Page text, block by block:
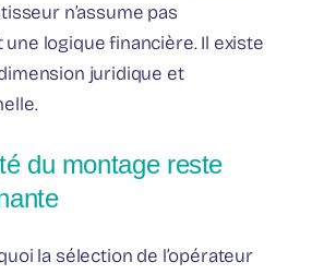
n’assume pas
logique financière. Il existe
juridique et
du montage reste
la sélection de l’opérateur